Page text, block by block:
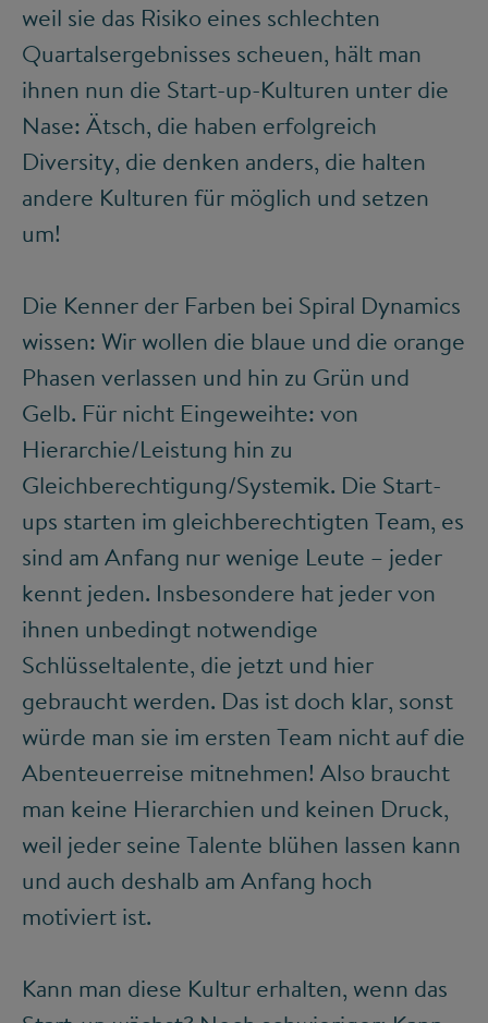
weil sie das Risiko eines schlechten
Quartalsergebnisses scheuen, hält man
ihnen nun die Start-up-Kulturen unter die
Nase: Ätsch, die haben erfolgreich
Diversity, die denken anders, die halten
andere Kulturen für möglich und setzen
um!
Die Kenner der Farben bei Spiral Dynamics
wissen: Wir wollen die blaue und die orange
Phasen verlassen und hin zu Grün und
Gelb. Für nicht Eingeweihte: von
Hierarchie/Leistung hin zu
Gleichberechtigung/Systemik. Die Start-
ups starten im gleichberechtigten Team, es
sind am Anfang nur wenige Leute – jeder
kennt jeden. Insbesondere hat jeder von
ihnen unbedingt notwendige
Schlüsseltalente, die jetzt und hier
gebraucht werden. Das ist doch klar, sonst
würde man sie im ersten Team nicht auf die
Abenteuerreise mitnehmen! Also braucht
man keine Hierarchien und keinen Druck,
weil jeder seine Talente blühen lassen kann
und auch deshalb am Anfang hoch
motiviert ist.
Kann man diese Kultur erhalten, wenn das